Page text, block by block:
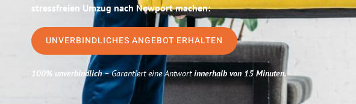
stressfreien Umzug nach Newport machen:
UNVERBINDLICHES ANGEBOT ERHALTEN
100% unverbindlich– Garantiert eine Antwortinnerhalb von 15 Minuten.